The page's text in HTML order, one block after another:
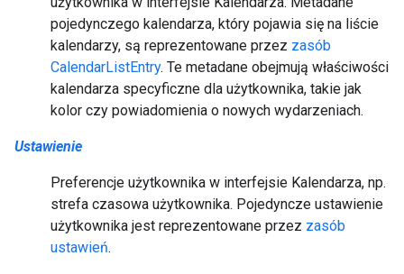
pojedynczego kalendarza, który pojawia się na liście
kalendarzy, są reprezentowane przez zasób
CalendarListEntry. Te metadane obejmują właściwości
kalendarza specyficzne dla użytkownika, takie jak
kolor czy powiadomienia o nowych wydarzeniach.
Ustawienie
Preferencje użytkownika w interfejsie Kalendarza, np.
strefa czasowa użytkownika. Pojedyncze ustawienie
użytkownika jest reprezentowane przez zasób
ustawień.